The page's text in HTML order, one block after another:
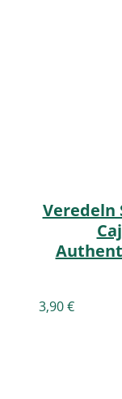
Veredeln
3,90€